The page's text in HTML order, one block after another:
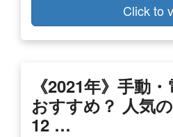
Click to
《2021年》手動
おすすめ？ 人気
12 …